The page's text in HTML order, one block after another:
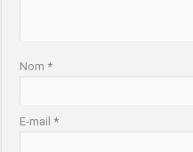
Nom*
E-mail*